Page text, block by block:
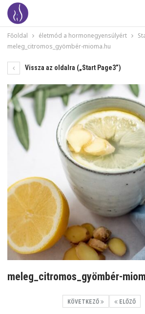
Főoldal életmód a hormonegyensúlyért
meleg_citromos_gyömbér-mioma.hu
Vissza az oldalra („Start Page3”)
meleg_citromos_gyömbér-
KÖVETKEZŐ ELŐZŐ